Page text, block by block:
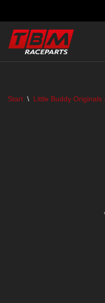
Zum
Inhalt
springen
Start \ Little Buddy